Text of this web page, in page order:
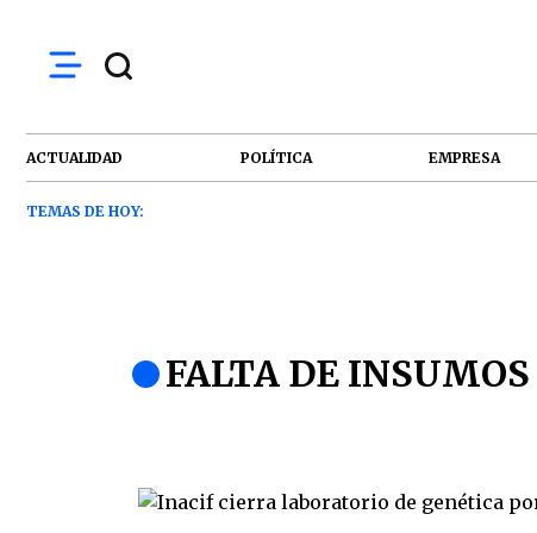
ACTUALIDAD POLÍTICA EMPRESA
TEMAS DE HOY:
FALTA DE INSUMOS